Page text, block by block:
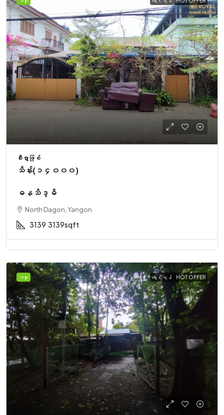
စီးပွားဖြစ်
သိန်း(၁၄၀၀၀)
ဓနသိဒ္ဓိ
North Dagon, Yangon
3139 3139sqft
အထူး ရောင်းရန် HOT OFFER